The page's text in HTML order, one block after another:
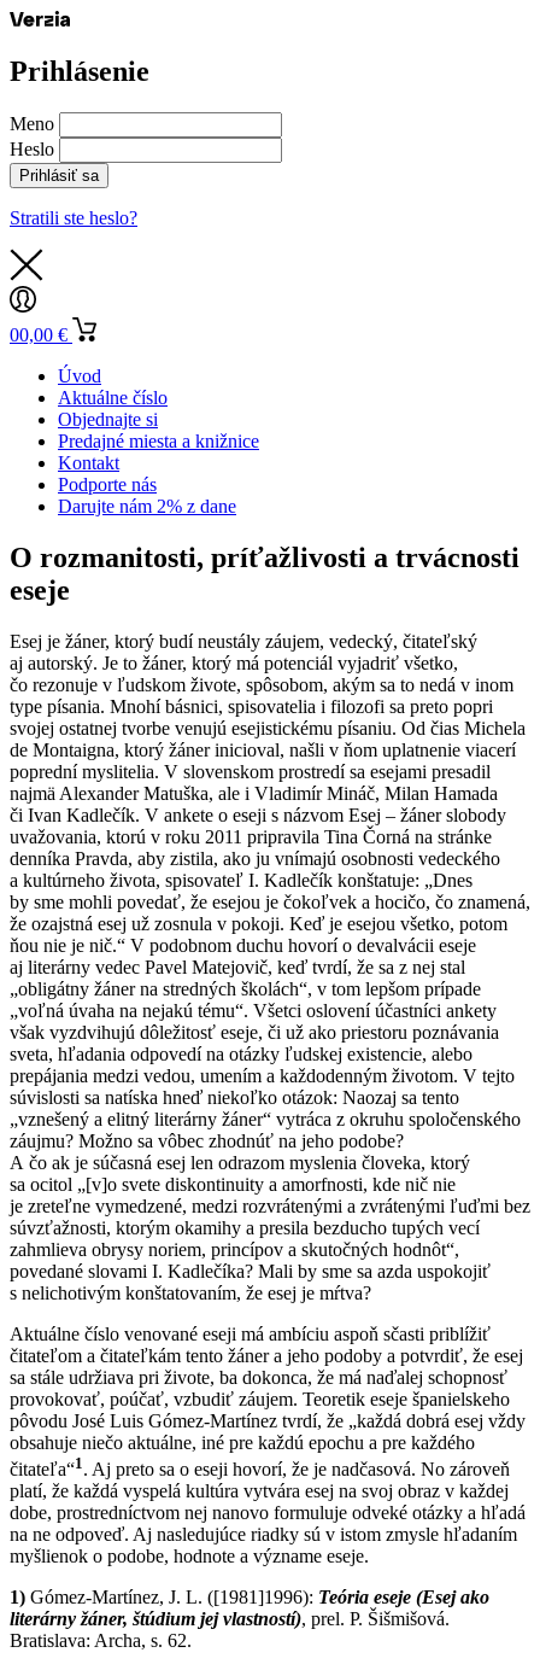
Prihlásenie
Meno
Heslo
Prihlásiť sa
Stratili ste heslo?
00,00 €
Úvod
Aktuálne číslo
Objednajte si
Predajné miesta a knižnice
Kontakt
Podporte nás
Darujte nám 2% z dane
O rozmanitosti, príťažlivosti a trvácnosti
eseje
Esej je žáner, ktorý budí neustály záujem, vedecký, čitateľský
aj autorský. Je to žáner, ktorý má potenciál vyjadriť všetko,
čo rezonuje v ľudskom živote, spôsobom, akým sa to nedá v inom
type písania. Mnohí básnici, spisovatelia i filozofi sa preto popri
svojej ostatnej tvorbe venujú esejistickému písaniu. Od čias Michela
de Montaigna, ktorý žáner inicioval, našli v ňom uplatnenie viacerí
poprední myslitelia. V slovenskom prostredí sa esejami presadil
najmä Alexander Matuška, ale i Vladimír Mináč, Milan Hamada
či Ivan Kadlečík. V ankete o eseji s názvom Esej – žáner slobody
uvažovania, ktorú v roku 2011 pripravila Tina Čorná na stránke
denníka Pravda, aby zistila, ako ju vnímajú osobnosti vedeckého
a kultúrneho života, spisovateľ I. Kadlečík konštatuje: „Dnes
by sme mohli povedať, že esejou je čokoľvek a hocičo, čo znamená,
že ozajstná esej už zosnula v pokoji. Keď je esejou všetko, potom
ňou nie je nič.“ V podobnom duchu hovorí o devalvácii eseje
aj literárny vedec Pavel Matejovič, keď tvrdí, že sa z nej stal
„obligátny žáner na stredných školách“, v tom lepšom prípade
„voľná úvaha na nejakú tému“. Všetci oslovení účastníci ankety
však vyzdvihujú dôležitosť eseje, či už ako priestoru poznávania
sveta, hľadania odpovedí na otázky ľudskej existencie, alebo
prepájania medzi vedou, umením a každodenným životom. V tejto
súvislosti sa natíska hneď niekoľko otázok: Naozaj sa tento
„vznešený a elitný literárny žáner“ vytráca z okruhu spoločenského
záujmu? Možno sa vôbec zhodnúť na jeho podobe?
A čo ak je súčasná esej len odrazom myslenia človeka, ktorý
sa ocitol „[v]o svete diskontinuity a amorfnosti, kde nič nie
je zreteľne vyme­dzené, medzi rozvrátenými a zvrátenými ľuďmi bez
súvzťažnosti, ktorým okamihy a presila bezducho tupých vecí
zahmlieva obrysy noriem, princípov a skutočných hodnôt“,
povedané slovami I. Kadlečíka? Mali by sme sa azda uspokojiť
s nelichotivým konštatovaním, že esej je mŕtva?
Aktuálne číslo venované eseji má ambíciu aspoň sčasti priblížiť
čitateľom a čitateľkám tento žáner a jeho podoby a potvrdiť, že esej
sa stále udržiava pri živote, ba dokonca, že má naďalej schopnosť
provokovať, poúčať, vzbudiť záujem. Teoretik eseje španielskeho
pôvodu José Luis Gómez-Martínez tvrdí, že „každá dobrá esej vždy
obsahuje niečo aktuálne, iné pre každú epochu a pre každého
čitateľa“1. Aj preto sa o eseji hovorí, že je nadčasová. No zároveň
platí, že každá vyspelá kultúra vytvára esej na svoj obraz v každej
dobe, prostredníctvom nej nanovo formuluje odveké otázky a hľadá
na ne odpoveď. Aj nasledujúce riadky sú v istom zmysle hľadaním
myšlienok o podobe, hodnote a význame eseje.
1) Gómez-Martínez, J. L. ([1981]1996): Teória eseje (Esej ako
literárny žáner, štúdium jej vlastností), prel. P. Šišmišová.
Bratislava: Archa, s. 62.